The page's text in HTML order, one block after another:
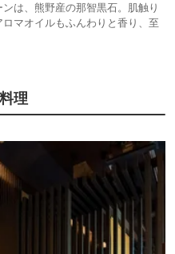
は、熊野産の那智黒石。肌触り
マオイルもふんわりと香り、至
理